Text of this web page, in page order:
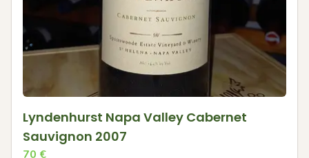
Lyndenhurst Napa Valley Cabernet
Sauvignon 2007
70 €